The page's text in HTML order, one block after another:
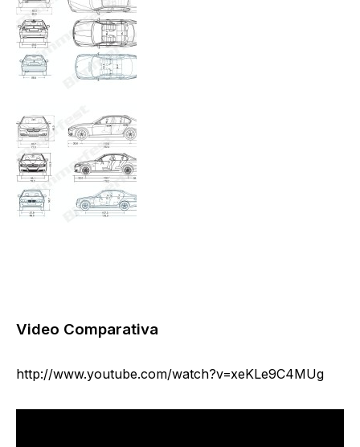
Video Comparativa
http://www.youtube.com/watch?v=xeKLe9C4MUg